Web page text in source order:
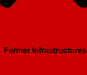
Fermer Infrastructures